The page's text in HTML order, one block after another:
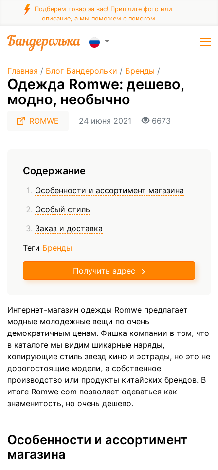
Подберем товар за вас! Пришлите фото или
описание, а мы поможем с поиском
Главная / Блог Бандерольки / Бренды /
Одежда Romwe: дешево,
модно, необычно
ROMWE 24 июня 2021 6673
Содержание
Особенности и ассортимент магазина
Особый стиль
Заказ и доставка
Теги Бренды
Получить адрес
Интернет-магазин одежды Romwe предлагает
модные молодежные вещи по очень
демократичным ценам. Фишка компании в том, что
в каталоге мы видим шикарные наряды,
копирующие стиль звезд кино и эстрады, но это не
дорогостоящие модели, а собственное
производство или продукты китайских брендов. В
итоге Romwe com позволяет одеваться как
знаменитость, но очень дешево.
Особенности и ассортимент
магазина